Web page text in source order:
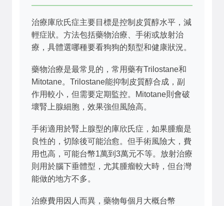
治療庫欣氏症主要目標是控制皮質醇水平，減
輕症狀。方法包括藥物治療、手術或放射治
療，具體選哪種要看狗狗的類型和健康狀況。
藥物治療是最常見的，常用藥有Trilostane和
Mitotane。Trilostane能抑制皮質醇合成，副
作用較小，但需要定期監控。Mitotane則會破
壞腎上腺細胞，效果強但風險高。
手術適用於腎上腺型的庫欣氏症，如果腫瘤是
良性的，切除後可能治愈。但手術風險大，費
用也高，可能台幣1萬到3萬元不等。放射治療
則用於腦下垂體型，尤其腫瘤較大時，但台灣
能做的地方不多。
治療費用因人而異，藥物每個月大概台幣